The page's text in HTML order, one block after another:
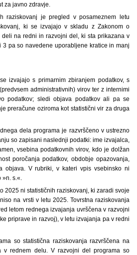
za javno zdravje.
raziskovanj je pregled v posameznem letu
ki se izvajajo v skladu z Zakonom o
deli na redni in razvojni del, ki sta prikazana v
3 pa so navedene uporabljene kratice in manj
izvajajo s primarnim zbiranjem podatkov, s
administrativnih) virov ter z internimi
podatkov; sledi objava podatkov ali pa se
preračune oziroma kot statistični vir za druga
dela programa je razvrščeno v ustrezno
so zapisani naslednji podatki: ime izvajalca,
vsebina podatkovnih virov, kdo je dolžan
poročanja podatkov, obdobje opazovanja,
objava. V rubriki, v kateri vpis vsebinsko ni
»n. s.«.
2025 ni statističnih raziskovanj, ki zaradi svoje
na vrsti v letu 2025. Tovrstna raziskovanja
letom rednega izvajanja uvrščena v razvojni
priprave in razvoj), v letu izvajanja pa v redni
so statistična raziskovanja razvrščena na
v rednem delu. V razvojni del programa so